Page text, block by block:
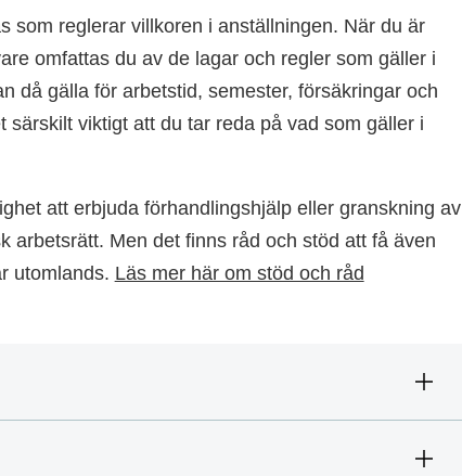
som reglerar villkoren i anställningen. När du är
omfattas du av de lagar och regler som gäller i
då gälla för arbetstid, semester, försäkringar och
särskilt viktigt att du tar reda på vad som gäller i
att erbjuda förhandlingshjälp eller granskning av
arbetsrätt. Men det finns råd och stöd att få även
utomlands. Läs mer här om stöd och råd